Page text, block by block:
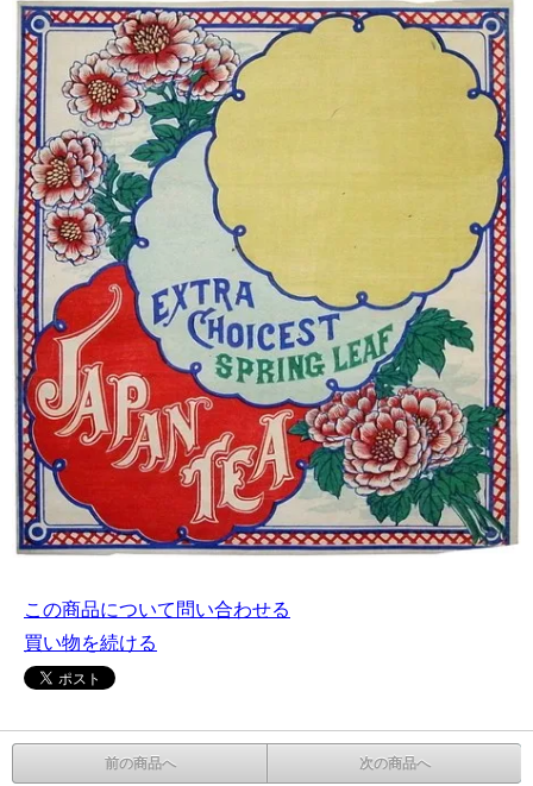
この商品について問い合わせる
買い物を続ける
前の商品へ 次の商品へ